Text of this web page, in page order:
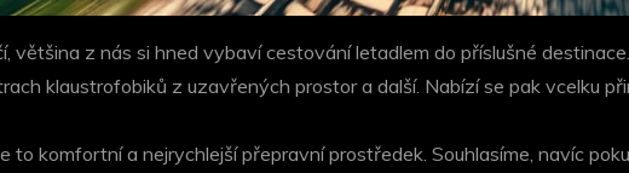
většina z nás si hned vybaví cestování letadlem do příslušné
klaustrofobiků z uzavřených prostor a další. Nabízí se pak vcelku
to komfortní a nejrychlejší přepravní prostředek. Souhlasíme, navíc